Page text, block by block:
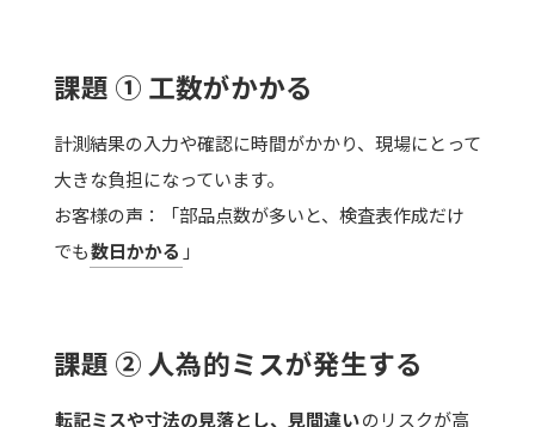
課題 ① 工数がかかる
計測結果の入力や確認に時間がかかり、現場にとって
大きな負担になっています。
お客様の声：「部品点数が多いと、検査表作成だけ
でも数日かかる 」
課題 ② 人為的ミスが発生する
転記ミスや寸法の見落とし、見間違いのリスクが高